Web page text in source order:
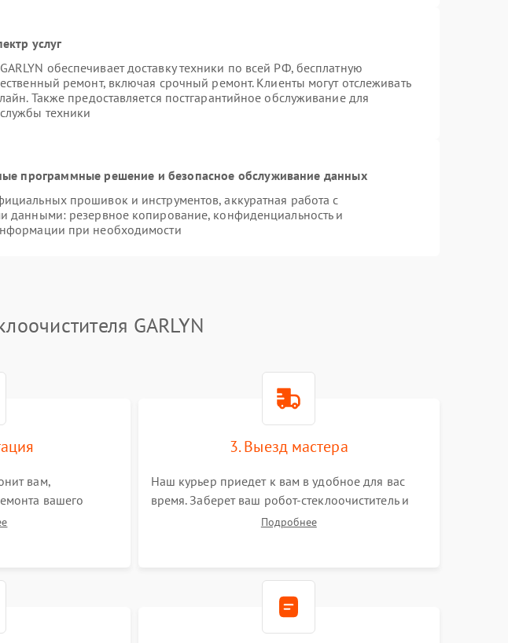
услуг
обеспечивает доставку техники по всей РФ, бесплатную
ремонт, включая срочный ремонт. Клиенты могут отслеживать
Также предоставляется постгарантийное обслуживание для
техники
программные решение и безопасное обслуживание данных
прошивок и инструментов, аккуратная работа с
данными: резервное копирование, конфиденциальность и
при необходимости
GARLYN
вам,
вашего
ответит на все
3. Выезд мастера
Наш курьер приедет к вам в удобное для вас
время. Заберет ваш робот-стеклоочиститель и
привезет на склад для диагностики.
Подробнее